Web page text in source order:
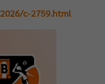
c-2759.html